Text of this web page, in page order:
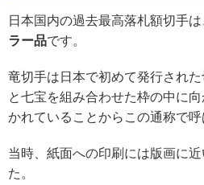
日本国内の過去最高落札額切手は
ラー品です。
竜切手は日本で初めて発行され
と七宝を組み合わせた枠の中に
かれていることからこの通称で呼
当時、紙面への印刷には版画に
た。